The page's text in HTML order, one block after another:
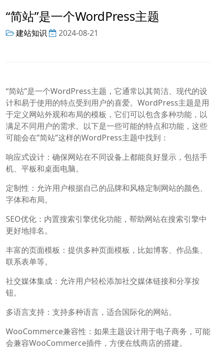
“简站”是一个WordPress主题
建站知识 2024-08-21
“简站”是一个WordPress主题，它通常以其简洁、现代的设
计和易于使用的特点受到用户的喜爱。WordPress主题是用
于定义网站外观和布局的模板，它们可以包含多种功能，以
满足不同用户的需求。以下是一些可能的特点和功能，这些
可能会在”简站”这样的WordPress主题中找到：
响应式设计：确保网站在不同设备上都能良好显示，包括手
机、平板和桌面电脑。
定制性：允许用户根据自己的品牌和风格定制网站的颜色、
字体和布局。
SEO优化：内置搜索引擎优化功能，帮助网站在搜索引擎中
更好地排名。
丰富的页面模板：提供多种页面模板，比如博客、作品集、
联系表单等。
社交媒体集成：允许用户轻松添加社交媒体链接和分享按
钮。
多语言支持：支持多种语言，适合国际化的网站。
WooCommerce兼容性：如果主题设计用于电子商务，可能
会兼容WooCommerce插件，方便在线商店的搭建。